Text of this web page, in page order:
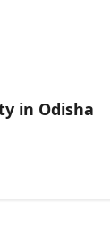
in Odisha